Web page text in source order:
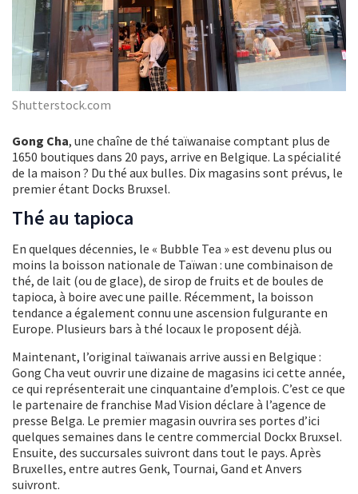
Shutterstock.com
Gong Cha, une chaîne de thé taïwanaise comptant plus de
1650 boutiques dans 20 pays, arrive en Belgique. La spécialité
de la maison ? Du thé aux bulles. Dix magasins sont prévus, le
premier étant Docks Bruxsel.
Thé au tapioca
En quelques décennies, le « Bubble Tea » est devenu plus ou
moins la boisson nationale de Taïwan : une combinaison de
thé, de lait (ou de glace), de sirop de fruits et de boules de
tapioca, à boire avec une paille. Récemment, la boisson
tendance a également connu une ascension fulgurante en
Europe. Plusieurs bars à thé locaux le proposent déjà.
Maintenant, l’original taïwanais arrive aussi en Belgique :
Gong Cha veut ouvrir une dizaine de magasins ici cette année,
ce qui représenterait une cinquantaine d’emplois. C’est ce que
le partenaire de franchise Mad Vision déclare à l’agence de
presse Belga. Le premier magasin ouvrira ses portes d’ici
quelques semaines dans le centre commercial Dockx Bruxsel.
Ensuite, des succursales suivront dans tout le pays. Après
Bruxelles, entre autres Genk, Tournai, Gand et Anvers
suivront.